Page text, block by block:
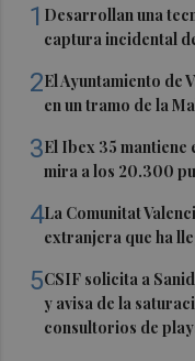
1 Desarrollan una
captura incidental
2El Ayuntamiento de
en un tramo de la
3El Ibex 35 mantiene
mira a los 20.300
4La Comunitat
extranjera que ha
5CSIF solicita a
y avisa de la
consultorios de